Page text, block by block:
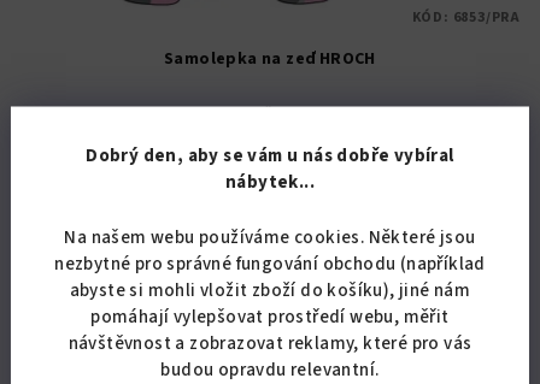
Dobrý den, aby se vám u nás dobře vybíral
nábytek...
Na našem webu používáme cookies. Některé jsou
nezbytné pro správné fungování obchodu (například
abyste si mohli vložit zboží do košíku), jiné nám
pomáhají vylepšovat prostředí webu, měřit
návštěvnost a zobrazovat reklamy, které pro vás
budou opravdu relevantní.
Samolepka na zeď HROCH
239,67 Kč bez DPH
Skladem
Detail
Samolepka na zeď HROCH. Kvalitní interiérová fólie. V nabídce
také zrcadlové provedení.
KÓD: 6853/PRA